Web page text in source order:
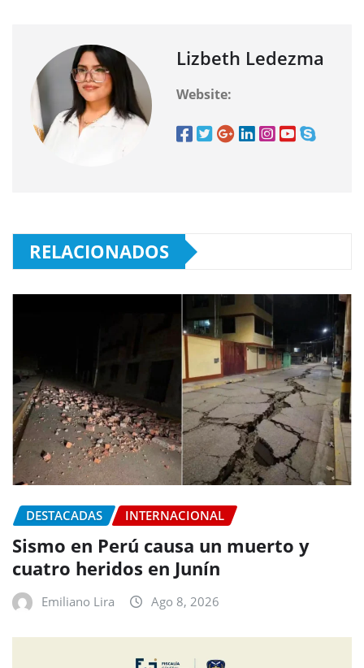
Lizbeth Ledezma
Website:
RELACIONADOS
DESTACADAS INTERNACIONAL
Sismo en Perú causa un muerto y
cuatro heridos en Junín
Emiliano Lira Ago 8, 2026